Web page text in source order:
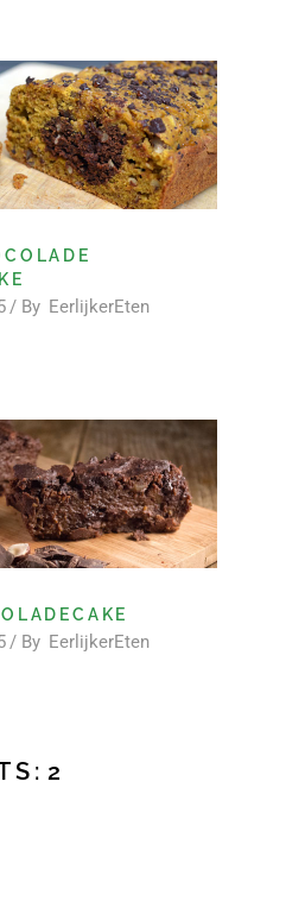
By EerlijkerEten
By EerlijkerEten
2